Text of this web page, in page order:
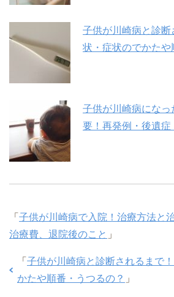
子供が川崎病と診
状・症状のでかたや
子供が川崎病にな
要！再発例・後遺症
「 子供が川崎病で入院！治療方法と
治療費、退院後のこと 」
「 子供が川崎病と診断されるまで
かたや順番・うつるの？ 」